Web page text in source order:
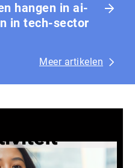
hangen in ai-
in tech-sector
Meer artikelen